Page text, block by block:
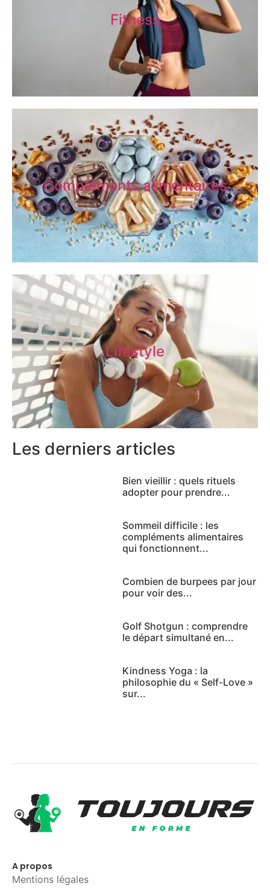
Fitness
Compléments alimentaires
Lifestyle
Les derniers articles
Bien vieillir : quels rituels
adopter pour prendre...
Sommeil difficile : les
compléments alimentaires
qui fonctionnent...
Combien de burpees par jour
pour voir des...
Golf Shotgun : comprendre
le départ simultané en...
Kindness Yoga : la
philosophie du « Self-Love »
sur...
A propos
Mentions légales